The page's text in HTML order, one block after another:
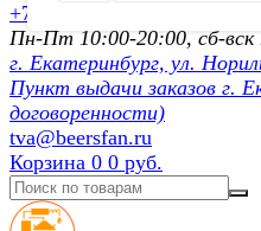
+7 (902) 872-54-70
Пн-Пт 10:00-20:00, сб-вск
г. Екатеринбург, ул.
Пункт выдачи заказов г.
договоренности)
tva@beersfan.ru
Корзина 0 0 руб.